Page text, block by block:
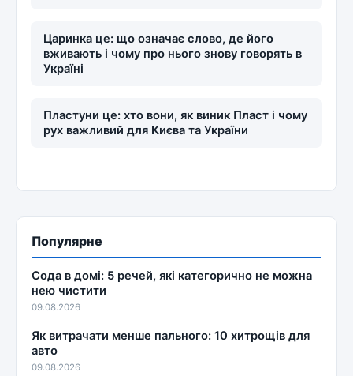
Царинка це: що означає слово, де його
вживають і чому про нього знову говорять в
Україні
Пластуни це: хто вони, як виник Пласт і чому
рух важливий для Києва та України
Популярне
Сода в домі: 5 речей, які категорично не можна
нею чистити
09.08.2026
Як витрачати менше пального: 10 хитрощів для
авто
09.08.2026